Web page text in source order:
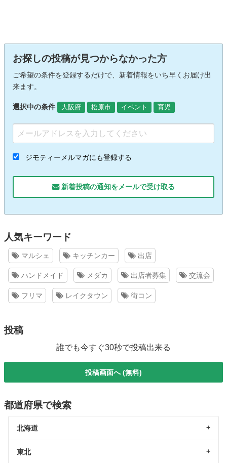
お探しの投稿が見つからなかった方
ご希望の条件を登録するだけで、新着情報をいち早くお届け出
来ます。
選択中の条件 大阪府 松原市 イベント 育児
ジモティーメルマガにも登録する
新着投稿の通知をメールで受け取る
人気キーワード
マルシェ キッチンカー 出店
ハンドメイド メダカ 出店者募集 交流会
フリマ レイクタウン 街コン
投稿
誰でも今すぐ30秒で投稿出来る
投稿画面へ (無料)
都道府県で検索
北海道
東北